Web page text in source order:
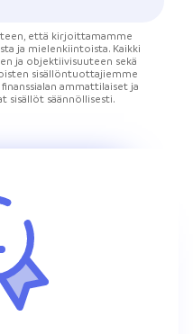
että kirjoittamamme
ja mielenkiintoista. Kaikki
ja objektiivisuuteen sekä
sisällöntuottajiemme
ammattilaiset ja
sisällöt säännöllisesti.